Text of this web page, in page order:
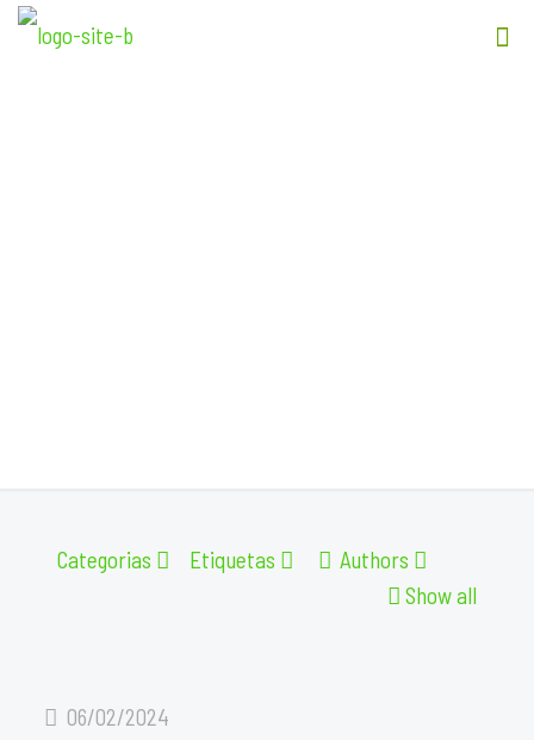
Categorias Etiquetas
Authors
Show all
06/02/2024